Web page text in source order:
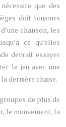
que des
doit toujours
chanson, les
ce qu’elles
devrait essayer
le jeu avec une
dernière chaise.
de plus de
le mouvement, la